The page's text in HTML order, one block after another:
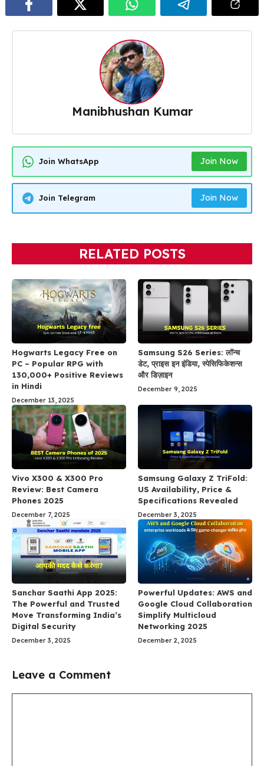
Manibhushan Kumar
Join WhatsApp Join Now
Join Telegram Join Now
RELATED POSTS
Hogwarts Legacy Free on
PC – Popular RPG with
130,000+ Positive Reviews
in Hindi
December 13, 2025
Samsung S26 Series: लॉन्च
डेट, प्राइस इन इंडिया, स्पेसिफिकेशन्स
और डिज़ाइन
December 9, 2025
Vivo X300 & X300 Pro
Review: Best Camera
Phones 2025
December 7, 2025
Samsung Galaxy Z TriFold:
US Availability, Price &
Specifications Revealed
December 3, 2025
Sanchar Saathi App 2025:
The Powerful and Trusted
Move Transforming India’s
Digital Security
December 3, 2025
Powerful Updates: AWS and
Google Cloud Collaboration
Simplify Multicloud
Networking 2025
December 2, 2025
Leave a Comment